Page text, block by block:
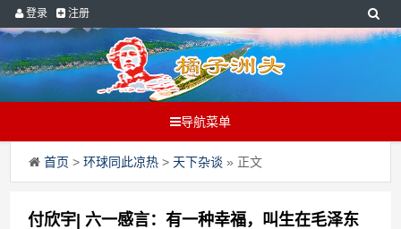
登录 注册
导航菜单
首页 >环球同此凉热 > 天下杂谈 » 正文
付欣宇| 六一感言：有一种幸福，叫生在毛泽东